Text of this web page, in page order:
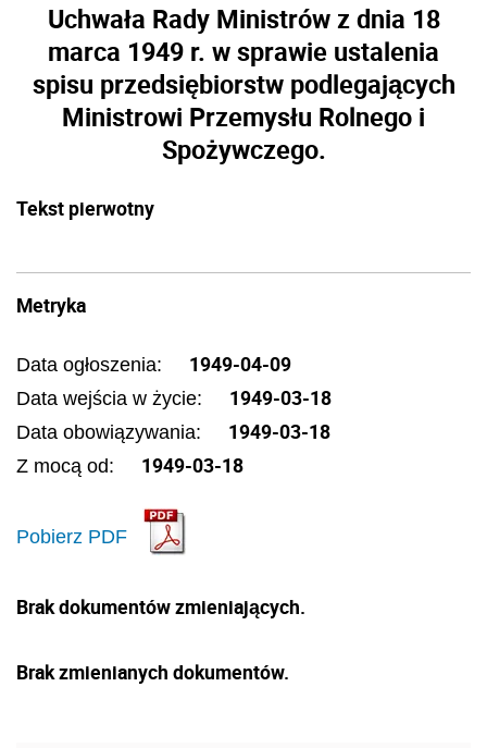
Uchwała Rady Ministrów z dnia 18
marca 1949 r. w sprawie ustalenia
spisu przedsiębiorstw podlegających
Ministrowi Przemysłu Rolnego i
Spożywczego.
Tekst pierwotny
Metryka
Data ogłoszenia: 1949-04-09
Data wejścia w życie: 1949-03-18
Data obowiązywania: 1949-03-18
Z mocą od: 1949-03-18
Pobierz PDF
Brak dokumentów zmieniających.
Brak zmienianych dokumentów.